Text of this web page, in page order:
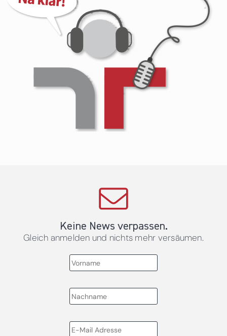
Keine News verpassen.
Gleich anmelden und nichts mehr versäumen.